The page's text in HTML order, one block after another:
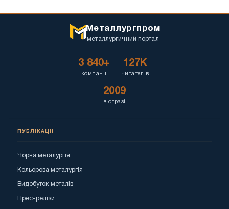
Металлургпром
металлургичний портал
3 840+
компанії
127K
читателів
2009
в отразі
ПУБЛІКАЦІЇ
Чорна металургія
Кольорова металургія
Видобуток металів
Прес-релізи